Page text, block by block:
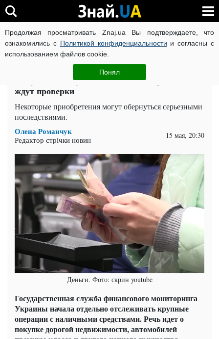
Продолжая просматривать Znaj.ua Вы подтверждаете, что
ознакомились с Политикой конфиденциальности и согласны с
использованием файлов cookie.
Понял
ВОЙНА РОССИИ ПРОТИВ УКРАИНЫ КОРОНАВИРУС В
ЧИТАТИ УКРАЇНСЬКОЮ
Покупки возьмут под жесткий контроль: кого
ждут проверки
Некоторые приобретения могут обернуться серьезными
последствиями.
Олена Романчук
Редактор стрічки новин 15 мая, 20:30
Деньги. Фото: скрин youtube
Государственная служба финансового мониторинга
Украины начала отдельно отслеживать крупные
операции с наличными средствами. Речь идет о
покупке дорогой недвижимости, автомобилей